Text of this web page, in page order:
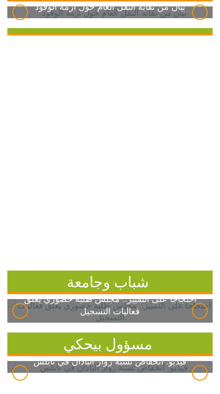
بيان من نقابة النقل العام حول أزمة الوقود
شباب وجامعة
احتجاجاً على التمييز.. مجلس طلبة خضوري يعلق
فعاليات التسجيل
مسؤول بيحكي
فيديو: انخفاض نسبة زوار الباذان في نابلس